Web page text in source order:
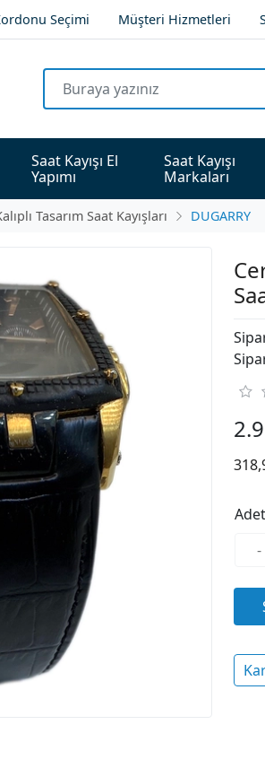
Seçimi Müşteri Hizmetleri
Saat Kayışı El
Yapımı
Saat Kayışı
Markaları
Tasarım Saat Kayışları DUGARRY
Adet
-